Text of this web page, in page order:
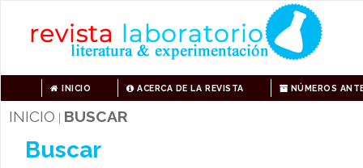
INICIO ACERCA DE LA REVISTA NÚMEROS
INICIO BUSCAR
Buscar